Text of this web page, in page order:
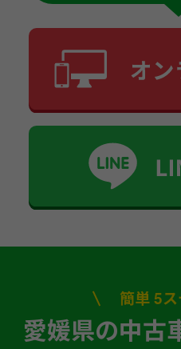
簡単 5ス
愛媛県の中古